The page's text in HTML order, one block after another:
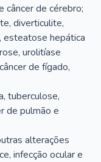
câncer de cérebro;
diverticulite,
esteatose hepática
urolitíase
de fígado,
tuberculose,
de pulmão e
alterações
infecção ocular e